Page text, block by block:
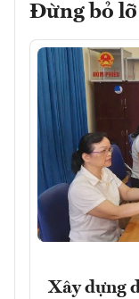
Đừng bỏ lỡ
Xây dựng